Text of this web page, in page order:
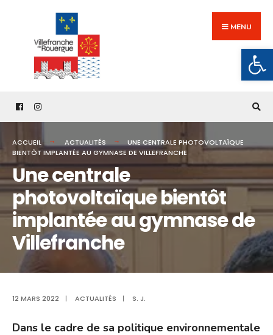
content
MENU
ACCUEIL ACTUALITÉS
UNE CENTRALE PHOTOVOLTAÏQUE
BIENTÔT IMPLANTÉE AU GYMNASE DE VILLEFRANCHE
Une centrale
photovoltaïque bientôt
implantée au gymnase de
Villefranche
12 MARS 2022 | ACTUALITÉS | S. J.
Dans le cadre de sa politique environnementale